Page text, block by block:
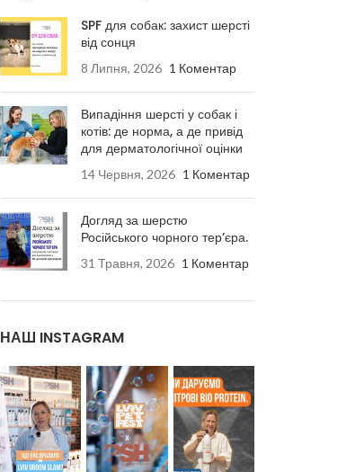
SPF для собак: захист шерсті
від сонця
8 Липня, 2026 1 Коментар
Випадіння шерсті у собак і
котів: де норма, а де привід
для дерматологічної оцінки
14 Червня, 2026 1 Коментар
Догляд за шерстю
Російського чорного тер’єра.
31 Травня, 2026 1 Коментар
НАШ INSTAGRAM